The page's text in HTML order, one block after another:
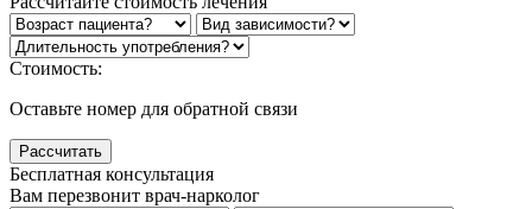
Стоимость:
Оставьте номер для обратной связи
Рассчитать
Бесплатная консультация
Вам перезвонит врач-нарколог